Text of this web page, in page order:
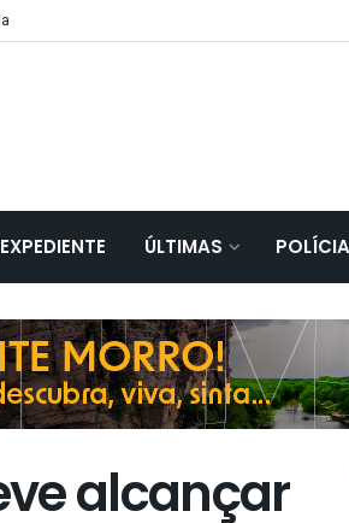
EXPEDIENTE ÚLTIMAS POLÍCIA
alcançar